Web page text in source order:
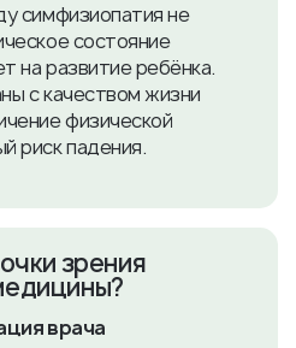
симфизиопатия не
состояние
на развитие ребёнка.
с качеством жизни
физической
риск падения.
зрения
врача